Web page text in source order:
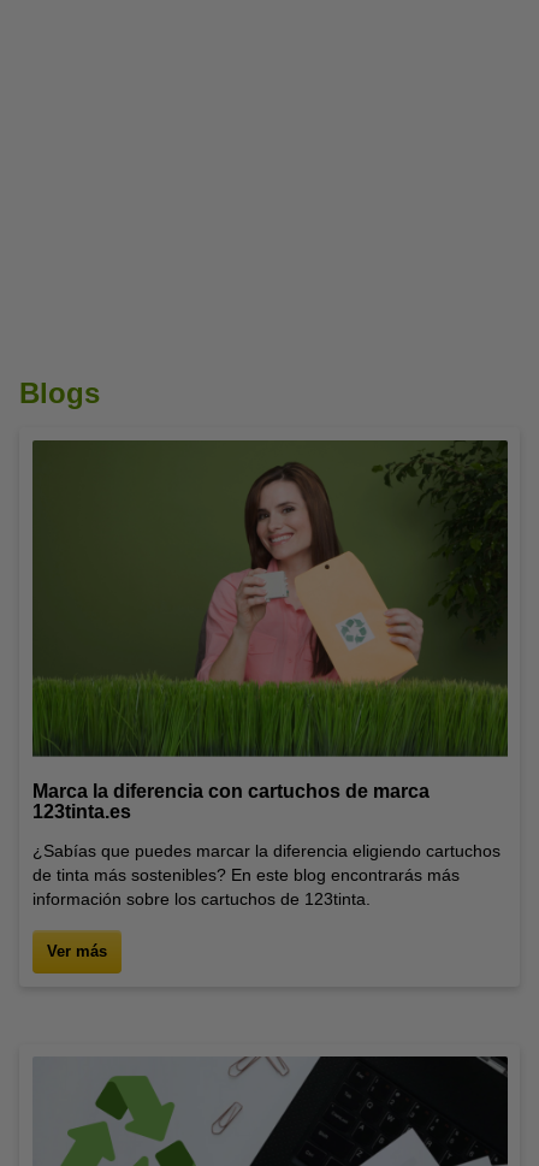
Botellas térmicas
Blogs
Marca la diferencia con cartuchos de marca
123tinta.es
¿Sabías que puedes marcar la diferencia eligiendo cartuchos
de tinta más sostenibles? En este blog encontrarás más
información sobre los cartuchos de 123tinta.
Ver más